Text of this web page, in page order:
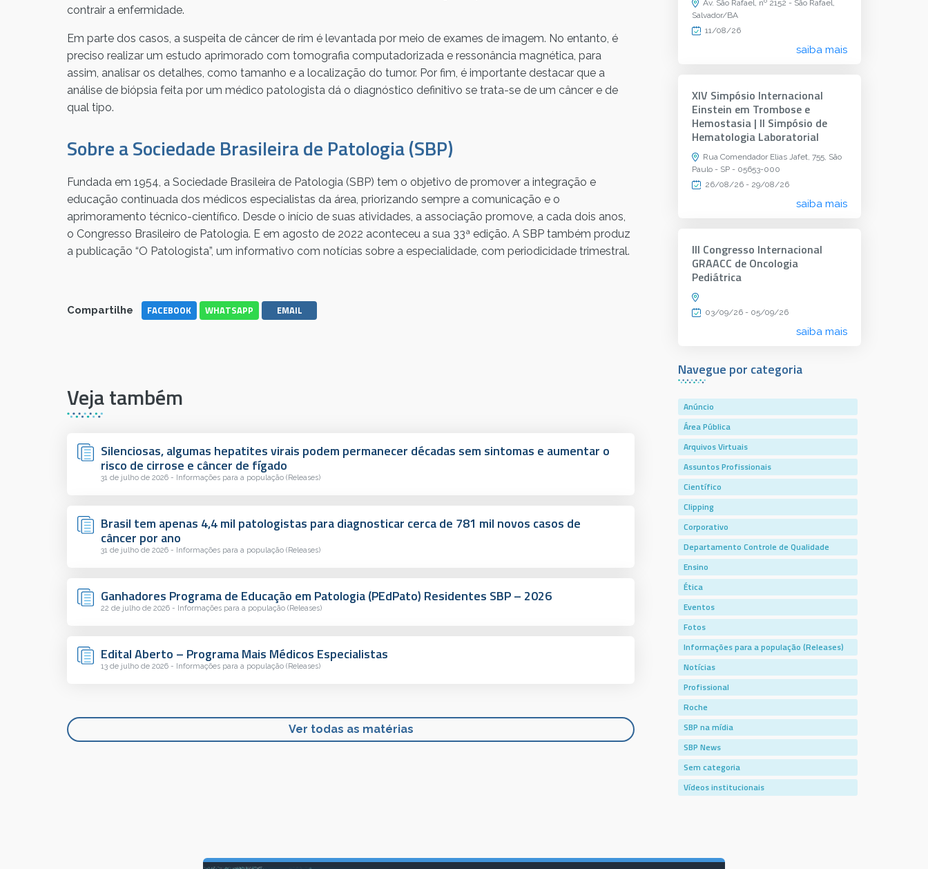
contrair a enfermidade.
Em parte dos casos, a suspeita de câncer de rim é levantada por meio de exames de imagem. No entanto, é
preciso realizar um estudo aprimorado com tomografia computadorizada e ressonância magnética, para
assim, analisar os detalhes, como tamanho e a localização do tumor. Por fim, é importante destacar que a
análise de biópsia feita por um médico patologista dá o diagnóstico definitivo se trata-se de um câncer e de
qual tipo.
Sobre a Sociedade Brasileira de Patologia (SBP)
Fundada em 1954, a Sociedade Brasileira de Patologia (SBP) tem o objetivo de promover a integração e
educação continuada dos médicos especialistas da área, priorizando sempre a comunicação e o
aprimoramento técnico-científico. Desde o início de suas atividades, a associação promove, a cada dois anos,
o Congresso Brasileiro de Patologia. E em agosto de 2022 aconteceu a sua 33ª edição. A SBP também produz
a publicação “O Patologista”, um informativo com notícias sobre a especialidade, com periodicidade trimestral.
Compartilhe FACEBOOK WHATSAPP EMAIL
Veja também
Silenciosas, algumas hepatites virais podem permanecer décadas sem sintomas e aumentar o
risco de cirrose e câncer de fígado
31 de julho de 2026 - Informações para a população (Releases)
Brasil tem apenas 4,4 mil patologistas para diagnosticar cerca de 781 mil novos casos de
câncer por ano
31 de julho de 2026 - Informações para a população (Releases)
Ganhadores Programa de Educação em Patologia (PEdPato) Residentes SBP – 2026
22 de julho de 2026 - Informações para a população (Releases)
Edital Aberto – Programa Mais Médicos Especialistas
13 de julho de 2026 - Informações para a população (Releases)
Ver todas as matérias
Navegue por categoria
Anúncio
Área Pública
Arquivos Virtuais
Assuntos Profissionais
Científico
Clipping
Corporativo
Departamento Controle de Qualidade
Ensino
Ética
Eventos
Fotos
Informações para a população (Releases)
Notícias
Profissional
Roche
SBP na mídia
SBP News
Sem categoria
Vídeos institucionais
Av. São Rafael, nº 2152 - São Rafael,
Salvador/BA
11/08/26
saiba mais
XIV Simpósio Internacional
Einstein em Trombose e
Hemostasia | II Simpósio de
Hematologia Laboratorial
Rua Comendador Elias Jafet, 755, São
Paulo - SP - 05653-000
26/08/26 - 29/08/26
saiba mais
III Congresso Internacional
GRAACC de Oncologia
Pediátrica
03/09/26 - 05/09/26
saiba mais